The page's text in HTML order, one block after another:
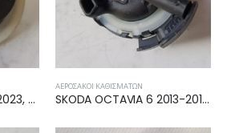
PEUGEOT 2008 2019-2023, 2023- ΑΙΣΘΗΤΗΡΑΣ ΚΡΟΥΣΗΣ AIRBAG 9810268080
ΑΕΡΌΣΑΚΟΙ ΚΑΘΙΣΜΆΤΩΝ
SKODA OCTAVIA 6 2013-2017, 2017-2020 ΑΙΣΘΗΤΗΡΑΣ ΚΡΟΥΣΗΣ AIRBAG 3Q0959354